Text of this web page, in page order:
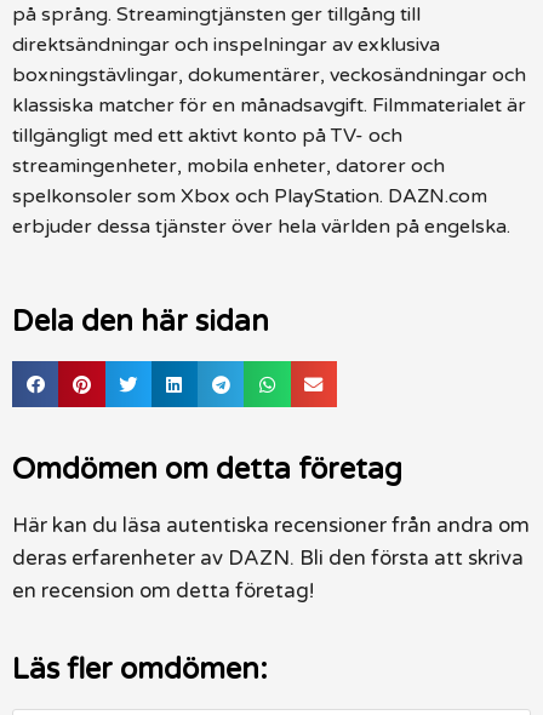
på språng. Streamingtjänsten ger tillgång till
direktsändningar och inspelningar av exklusiva
boxningstävlingar, dokumentärer, veckosändningar och
klassiska matcher för en månadsavgift. Filmmaterialet är
tillgängligt med ett aktivt konto på TV- och
streamingenheter, mobila enheter, datorer och
spelkonsoler som Xbox och PlayStation. DAZN.com
erbjuder dessa tjänster över hela världen på engelska.
Dela den här sidan
Omdömen om detta företag
Här kan du läsa autentiska recensioner från andra om
deras erfarenheter av DAZN. Bli den första att skriva
en recension om detta företag!
Läs fler omdömen: